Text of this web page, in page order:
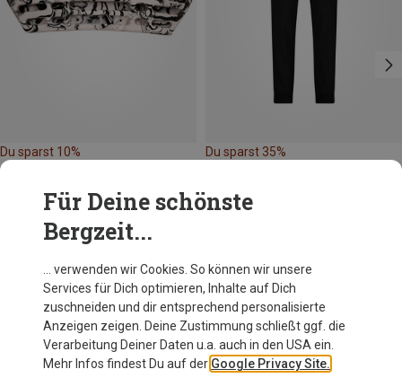
Du sparst 10% Du sparst 35%
Andere Kunden kauften auch
Für Deine schönste
Bergzeit...
… verwenden wir Cookies. So können wir unsere
Services für Dich optimieren, Inhalte auf Dich
zuschneiden und dir entsprechend personalisierte
Anzeigen zeigen. Deine Zustimmung schließt ggf. die
Verarbeitung Deiner Daten u.a. auch in den USA ein.
Mehr Infos findest Du auf der Google Privacy Site.